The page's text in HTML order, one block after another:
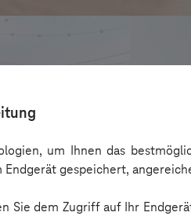
um Ihnen das
gespeichert,
Sie dem Zugriff auf Ihr